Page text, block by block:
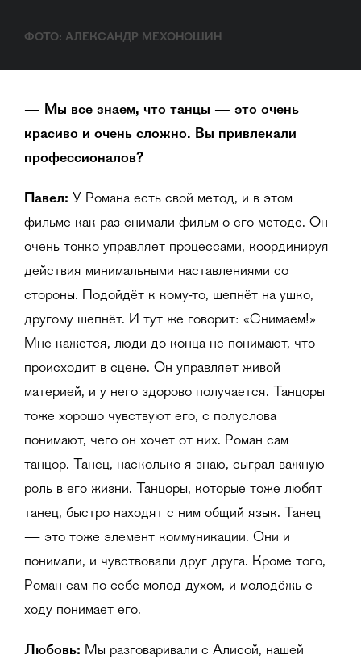
ФОТО: АЛЕКСАНДР МЕХОНОШИН
— Мы все знаем, что танцы — это очень
красиво и очень сложно. Вы привлекали
профессионалов?
Павел: У Романа есть свой метод, и в этом
фильме как раз снимали фильм о его методе. Он
очень тонко управляет процессами, координируя
действия минимальными наставлениями со
стороны. Подойдёт к кому-то, шепнёт на ушко,
другому шепнёт. И тут же говорит: «Снимаем!»
Мне кажется, люди до конца не понимают, что
происходит в сцене. Он управляет живой
материей, и у него здорово получается. Танцоры
тоже хорошо чувствуют его, с полуслова
понимают, чего он хочет от них. Роман сам
танцор. Танец, насколько я знаю, сыграл важную
роль в его жизни. Танцоры, которые тоже любят
танец, быстро находят с ним общий язык. Танец
— это тоже элемент коммуникации. Они и
понимали, и чувствовали друг друга. Кроме того,
Роман сам по себе молод духом, и молодёжь с
ходу понимает его.
Любовь: Мы разговаривали с Алисой, нашей